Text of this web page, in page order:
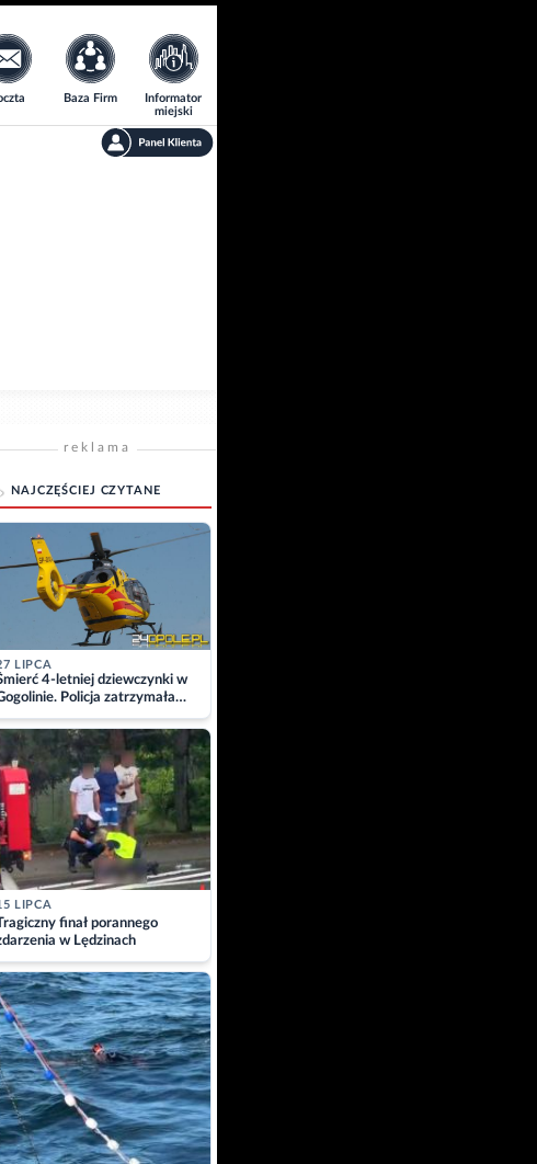
Baza Firm
Informator
miejski
reklama
NAJCZĘŚCIEJ CZYTANE
LIPCA
4-letniej dziewczynki w
Policja zatrzymała
LIPCA
finał porannego
w Lędzinach